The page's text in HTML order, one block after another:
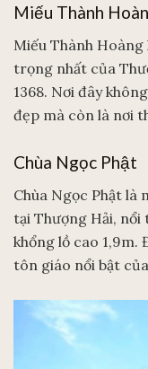
Miếu Thành
Miếu Thành
trọng nhất của
1368. Nơi đây
đẹp mà còn là nơi
Chùa Ngọc Phật
Chùa Ngọc Phật
tại Thượng Hải, nổi
khổng lồ cao 1,9m.
tôn giáo nổi bật